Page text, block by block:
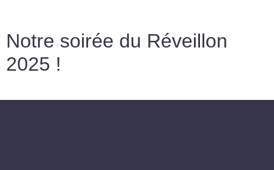
Notre soirée du Réveillon
2025 !